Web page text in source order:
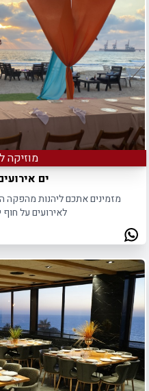
מוזיקה
ים
מזמינים אתכם ליהנות מהפקה
לאירועים על